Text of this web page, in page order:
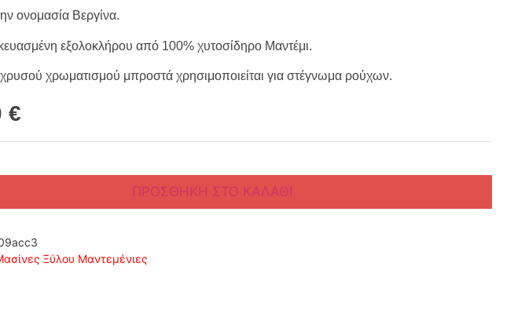
ονομασία Βεργίνα.
εξολοκλήρου από 100% χυτοσίδηρο Μαντέμι.
χρωματισμού μπροστά χρησιμοποιείται για στέγνωμα ρούχων.
€
ΠΡΟΣΘΉΚΗ ΣΤΟ ΚΑΛΆΘΙ
Ξύλου Μαντεμένιες